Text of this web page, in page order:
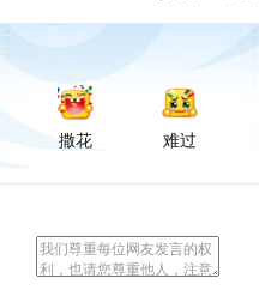
撒花 难过